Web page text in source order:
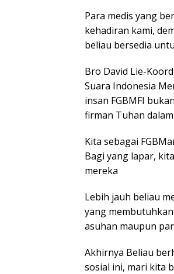
Para medis yang
kehadiran kami,
beliau bersedia
Bro David Lie-
Suara Indonesia
insan FGBMFI
firman Tuhan
Kita sebagai
Bagi yang lapar,
mereka
Lebih jauh beliau
yang
asuhan maupun
Akhirnya Beliau
sosial ini, mari kita